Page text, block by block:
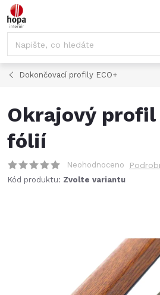
Přejít
na
Dokončovací profily ECO+
Okrajový
fólií
Neohodnoceno
Kód produktu: Zvolte variantu